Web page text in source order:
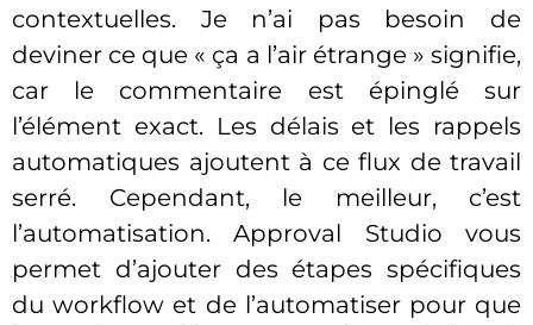
contextuelles. Je n’ai pas besoin de
deviner ce que « ça a l’air étrange » signifie,
car le commentaire est épinglé sur
l’élément exact. Les délais et les rappels
automatiques ajoutent à ce flux de travail
serré. Cependant, le meilleur, c’est
l’automatisation. Approval Studio vous
permet d’ajouter des étapes spécifiques
du workflow et de l’automatiser pour que